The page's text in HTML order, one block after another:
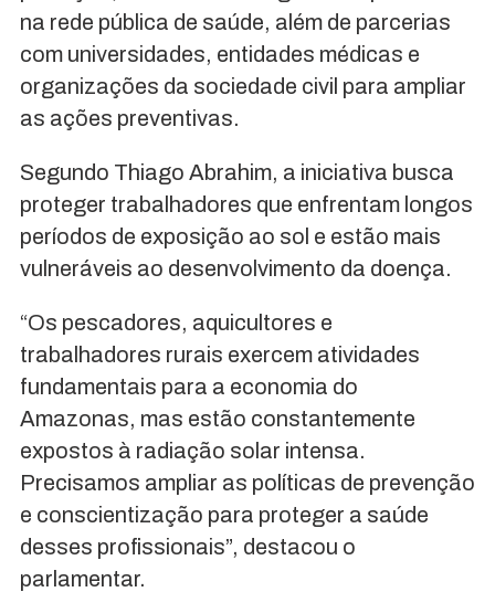
na rede pública de saúde, além de parcerias
com universidades, entidades médicas e
organizações da sociedade civil para ampliar
as ações preventivas.
Segundo Thiago Abrahim, a iniciativa busca
proteger trabalhadores que enfrentam longos
períodos de exposição ao sol e estão mais
vulneráveis ao desenvolvimento da doença.
“Os pescadores, aquicultores e
trabalhadores rurais exercem atividades
fundamentais para a economia do
Amazonas, mas estão constantemente
expostos à radiação solar intensa.
Precisamos ampliar as políticas de prevenção
e conscientização para proteger a saúde
desses profissionais”, destacou o
parlamentar.